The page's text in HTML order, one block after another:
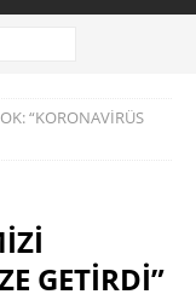
“KORONAVİRÜS
GETİRDİ”